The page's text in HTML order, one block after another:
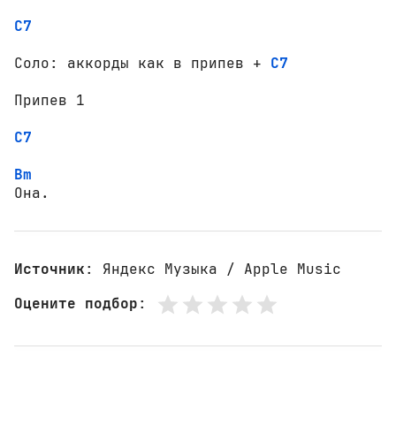
C7
Соло: аккорды как в припев + C7
Припев 1
C7
Bm
Она.
Источник: Яндекс Музыка / Apple Music
Оцените подбор: